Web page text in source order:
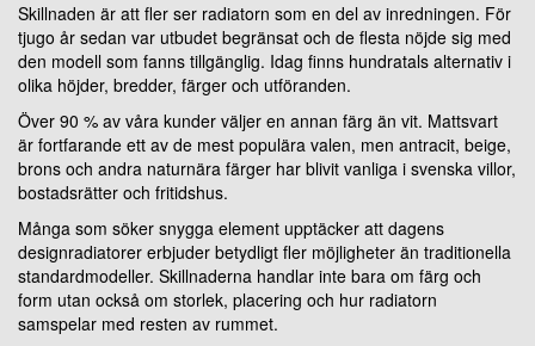
Skillnaden är att fler ser radiatorn som en del av inredningen. För
tjugo år sedan var utbudet begränsat och de flesta nöjde sig med
den modell som fanns tillgänglig. Idag finns hundratals alternativ i
olika höjder, bredder, färger och utföranden.
Över 90 % av våra kunder väljer en annan färg än vit. Mattsvart
är fortfarande ett av de mest populära valen, men antracit, beige,
brons och andra naturnära färger har blivit vanliga i svenska villor,
bostadsrätter och fritidshus.
Många som söker snygga element upptäcker att dagens
designradiatorer erbjuder betydligt fler möjligheter än traditionella
standardmodeller. Skillnaderna handlar inte bara om färg och
form utan också om storlek, placering och hur radiatorn
samspelar med resten av rummet.